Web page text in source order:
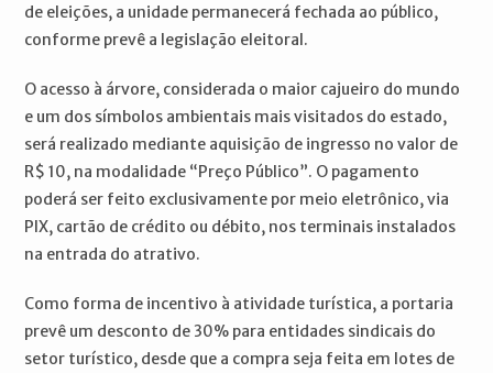
de eleições, a unidade permanecerá fechada ao público,
conforme prevê a legislação eleitoral.
O acesso à árvore, considerada o maior cajueiro do mundo
e um dos símbolos ambientais mais visitados do estado,
será realizado mediante aquisição de ingresso no valor de
R$ 10, na modalidade “Preço Público”. O pagamento
poderá ser feito exclusivamente por meio eletrônico, via
PIX, cartão de crédito ou débito, nos terminais instalados
na entrada do atrativo.
Como forma de incentivo à atividade turística, a portaria
prevê um desconto de 30% para entidades sindicais do
setor turístico, desde que a compra seja feita em lotes de